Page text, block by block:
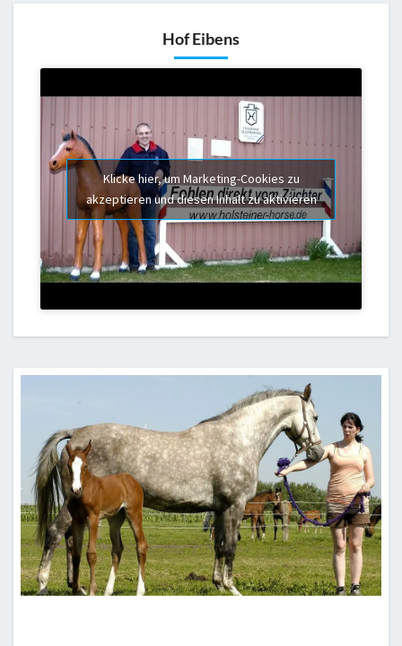
Hof Eibens
Klicke hier, um Marketing-Cookies zu
akzeptieren und diesen Inhalt zu aktivieren